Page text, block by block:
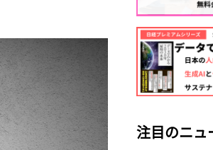
注目のニュ